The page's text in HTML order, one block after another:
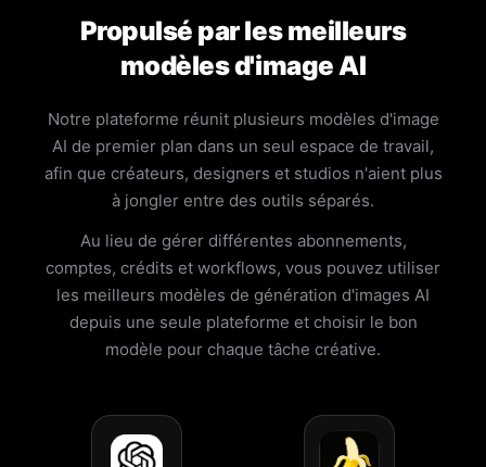
Propulsé par les meilleurs
modèles d'image AI
Notre plateforme réunit plusieurs modèles d'image
AI de premier plan dans un seul espace de travail,
afin que créateurs, designers et studios n'aient plus
à jongler entre des outils séparés.
Au lieu de gérer différentes abonnements,
comptes, crédits et workflows, vous pouvez utiliser
les meilleurs modèles de génération d'images AI
depuis une seule plateforme et choisir le bon
modèle pour chaque tâche créative.